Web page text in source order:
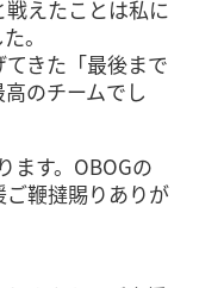
えたことは私に
。
きた「最後まで
のチームでし
ます。OBOGの
鞭撻賜りありが